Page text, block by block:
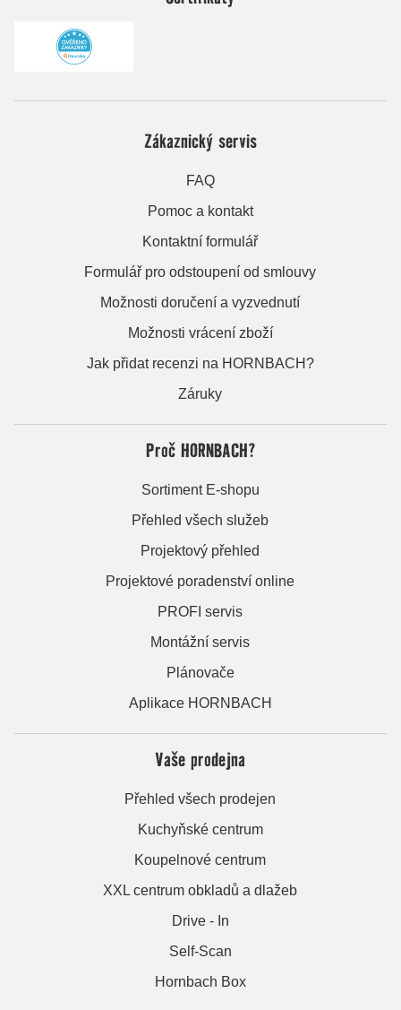
Zákaznický servis
FAQ
Pomoc a kontakt
Kontaktní formulář
Formulář pro odstoupení od smlouvy
Možnosti doručení a vyzvednutí
Možnosti vrácení zboží
Jak přidat recenzi na HORNBACH?
Záruky
Proč HORNBACH?
Sortiment E-shopu
Přehled všech služeb
Projektový přehled
Projektové poradenství online
PROFI servis
Montážní servis
Plánovače
Aplikace HORNBACH
Vaše prodejna
Přehled všech prodejen
Kuchyňské centrum
Koupelnové centrum
XXL centrum obkladů a dlažeb
Drive - In
Self-Scan
Hornbach Box